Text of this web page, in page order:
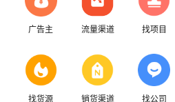
广告主 流量渠道 找项目
找货源 销货渠道 找公司